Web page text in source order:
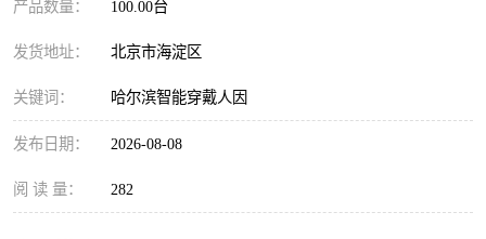
产品数量： 100.00台
发货地址： 北京市海淀区
关键词： 哈尔滨智能穿戴人因
发布日期： 2026-08-08
阅 读 量： 282